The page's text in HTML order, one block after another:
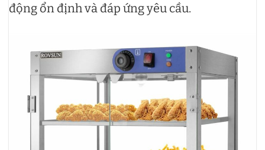
động ổn định và đáp ứng yêu cầu.